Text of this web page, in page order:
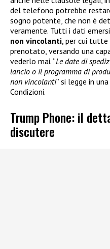
del telefono potrebbe
sogno potente, che non è
veramente. Tutti i dati
non vincolanti , per cui
prenotato, versando una
vederlo mai. “Le date di
lancio o il programma di
non vincolanti” si legge in
Condizioni.
Trump Phone: il
discutere